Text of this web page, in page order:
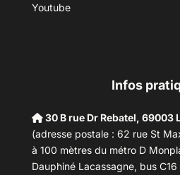
Youtube
Infos
30 B rue Dr Rebatel, 69003
(adresse postale : 62 rue St
à 100 mètres du métro D
Dauphiné Lacassagne, bus